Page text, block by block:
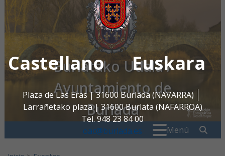
Castellano Euskara
Plaza de Las Eras | 31600 Burlada (NAVARRA)
Larrañetako plaza | 31600 Burlata (NAFARROA)
Tel. 948 23 84 00
oac@burlada.es
Burlatako Udala /
Ayuntamiento de
Burlada
Menú